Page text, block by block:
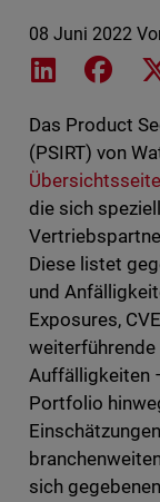
08 Juni 2022
Share on
Das Product
(PSIRT) von
Übersichtsseite
die sich
Diese listet
und
Exposures,
Auffälligkeiten
Portfolio
sich